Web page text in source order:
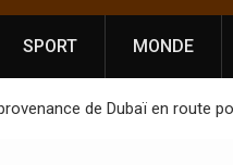
SPORT MONDE
de Dubaï en route